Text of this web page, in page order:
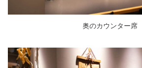
奥のカウンター席